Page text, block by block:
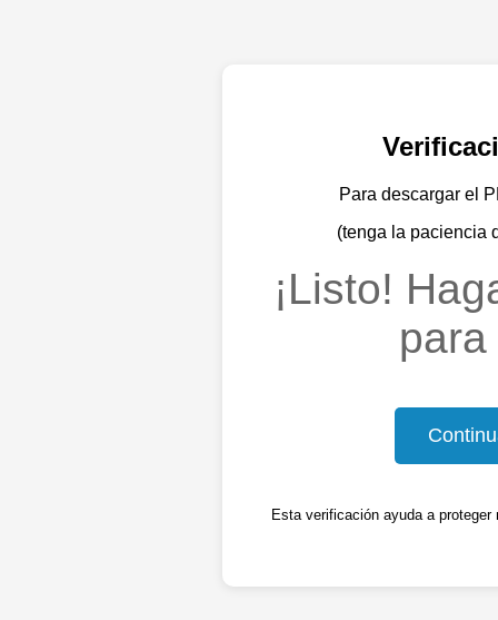
Para descargar el
(tenga la paciencia
¡Listo!
Esta verificación ayuda a